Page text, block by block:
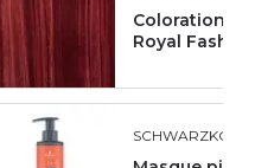
Coloration
Royal
SCHWARZKOPF